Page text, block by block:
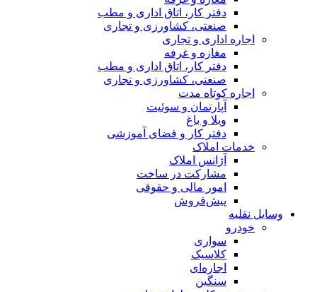
دفتر کار، اتاق اداری و مطب
صنعتی،‌ کشاورزی و تجاری
اجاره اداری و تجاری
مغازه و غرفه
دفتر کار، اتاق اداری و مطب
صنعتی،‌ کشاورزی و تجاری
اجاره کوتاه مدت
آپارتمان و سوئیت
ویلا و باغ
دفتر کار و فضای آموزشی
خدمات املاک
آژانس املاک
مشارکت در ساخت
امور مالی و حقوقی
پیش‌فروش
وسایل نقلیه
خودرو
سواری
کلاسیک
اجاره‌ای
سنگین